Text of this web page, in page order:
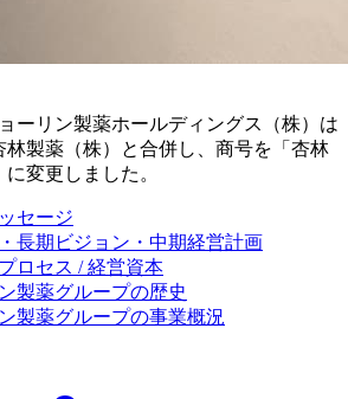
ーリン製薬ホールディングス（株）は
林製薬（株）と合併し、商号を「杏林
変更しました。
セージ
長期ビジョン・中期経営計画
ロセス / 経営資本
製薬グループの歴史
製薬グループの事業概況